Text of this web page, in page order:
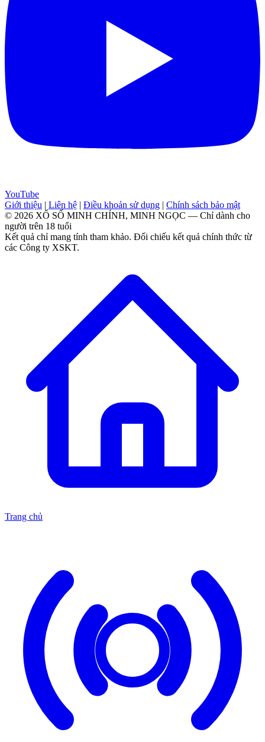
YouTube
Giới thiệu | Liên hệ | Điều khoản sử dụng | Chính sách bảo mật
© 2026 XỔ SỐ MINH CHÍNH, MINH NGỌC — Chỉ dành cho
người trên 18 tuổi
Kết quả chỉ mang tính tham khảo. Đối chiếu kết quả chính thức từ
các Công ty XSKT.
Trang chủ